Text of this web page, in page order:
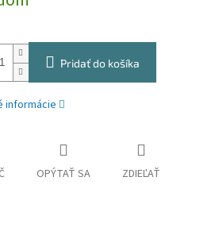
Pridať do košíka
informácie
OPÝTAŤ SA ZDIEĽAŤ